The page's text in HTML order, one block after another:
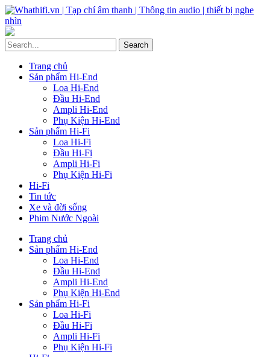
Trang chủ
Sản phẩm Hi-End
Loa Hi-End
Đầu Hi-End
Ampli Hi-End
Phụ Kiện Hi-End
Sản phẩm Hi-Fi
Loa Hi-Fi
Đầu Hi-Fi
Ampli Hi-Fi
Phụ Kiện Hi-Fi
Hi-Fi
Tin tức
Xe và đời sống
Phim Nước Ngoài
Trang chủ
Sản phẩm Hi-End
Loa Hi-End
Đầu Hi-End
Ampli Hi-End
Phụ Kiện Hi-End
Sản phẩm Hi-Fi
Loa Hi-Fi
Đầu Hi-Fi
Ampli Hi-Fi
Phụ Kiện Hi-Fi